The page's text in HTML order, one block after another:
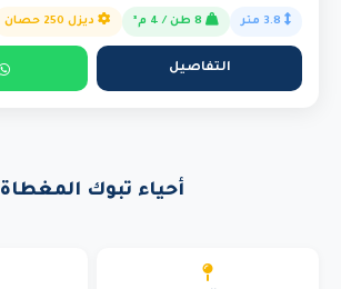
ديزل 250 حصان
التفاصيل
أحياء تبوك المغطاة